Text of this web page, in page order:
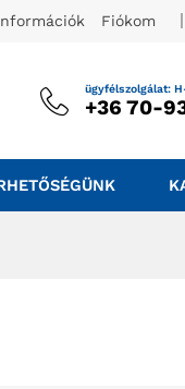
Fiókom
ügyfélszolgálat:
+36 70-